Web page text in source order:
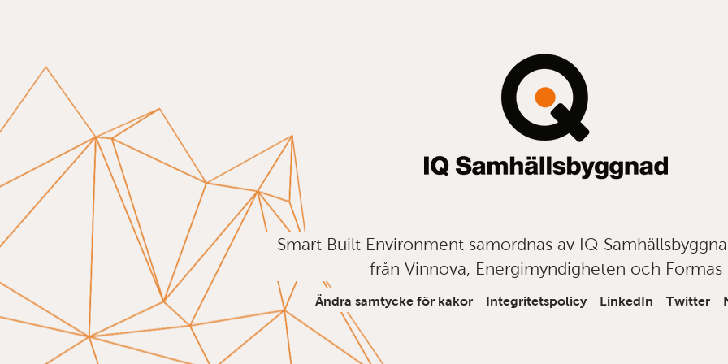
Smart Built Environment samordnas av IQ
från Vinnova, Energimyndigheten och Formas
Ändra samtycke för kakor Integritetspolicy LinkedIn Twitter